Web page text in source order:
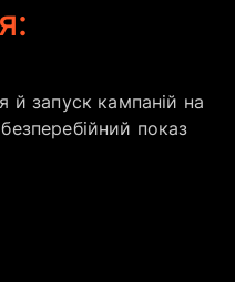
й запуск кампаній на
показ